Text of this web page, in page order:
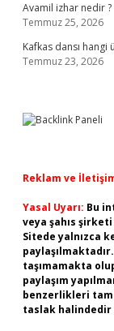
Avamil izhar nedir ?
Temmuz 25, 2026
Kafkas dansı hangi
Temmuz 23, 2026
Reklam ve
Yasal Uyarı: Bu
veya şahıs
Sitede yalnızca
taşımamakta
paylaşım
benzerlikleri
taslak halindedir